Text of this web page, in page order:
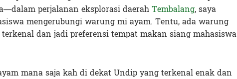
perjalanan eksplorasi daerahTembalang, saya
mengerubungi warung mi ayam. Tentu, ada warung
dan jadi preferensi tempat makan siang mahasiswa
mana saja kah di dekat Undip yang terkenal enak dan